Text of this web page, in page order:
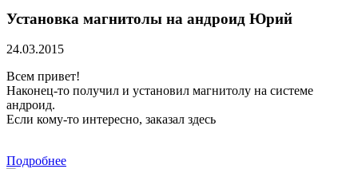
Установка магнитолы на андроид Юрий
24.03.2015
Всем привет!
Наконец-то получил и установил магнитолу на системе
андроид.
Если кому-то интересно, заказал здесь
Подробнее